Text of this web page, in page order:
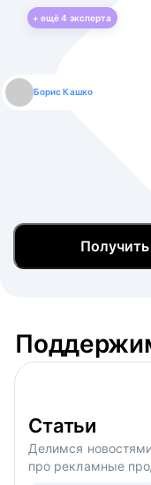
+ ещё4 эксперта
Борис Кашко
Юлия Изоитко
Александр Кулагин
Даниил Макаров
Екатерина Лазаренко
Статьи
Делимся
про рекламные